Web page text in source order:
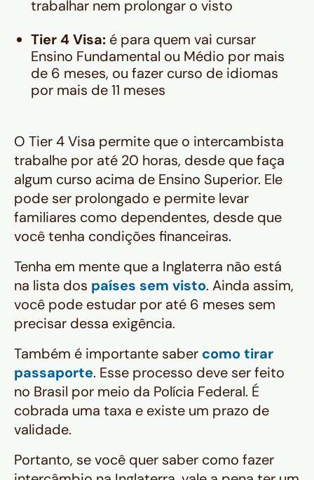
trabalhar nem prolongar o visto
Tier 4 Visa: é para quem vai cursar
Ensino Fundamental ou Médio por mais
de 6 meses, ou fazer curso de idiomas
por mais de 11 meses
O Tier 4 Visa permite que o intercambista
trabalhe por até 20 horas, desde que faça
algum curso acima de Ensino Superior. Ele
pode ser prolongado e permite levar
familiares como dependentes, desde que
você tenha condições financeiras.
Tenha em mente que a Inglaterra não está
na lista dos países sem visto. Ainda assim,
você pode estudar por até 6 meses sem
precisar dessa exigência.
Também é importante saber como tirar
passaporte. Esse processo deve ser feito
no Brasil por meio da Polícia Federal. É
cobrada uma taxa e existe um prazo de
validade.
Portanto, se você quer saber como fazer